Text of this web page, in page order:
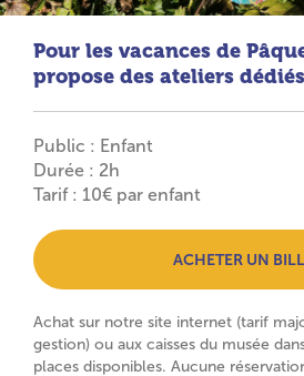
Pour les vacances de
propose des ateliers
Public : Enfant
Durée : 2h
Tarif : 10€ par enfant
ACHETER UN
Achat sur notre site internet (tarif
gestion) ou aux caisses du musée
places disponibles. Aucune